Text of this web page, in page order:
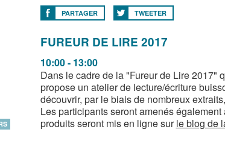
PARTAGER TWEETER
FUREUR DE LIRE 2017
10:00 - 13:00
Dans le cadre de la "Fureur de Lire 2017"
propose un atelier de lecture/écriture
découvrir, par le biais de nombreux
Les participants seront amenés
produits seront mis en ligne surle blog de